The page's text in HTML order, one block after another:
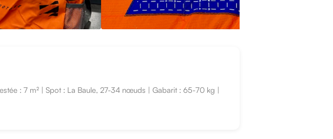
: 7 m² | Spot : La Baule, 27-34 nœuds | Gabarit : 65-70 kg |